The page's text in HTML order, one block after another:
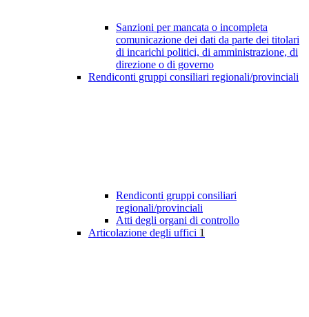
Sanzioni per mancata o incompleta
comunicazione dei dati da parte dei titolari
di incarichi politici, di amministrazione, di
direzione o di governo
Rendiconti gruppi consiliari regionali/provinciali
Rendiconti gruppi consiliari
regionali/provinciali
Atti degli organi di controllo
Articolazione degli uffici 1